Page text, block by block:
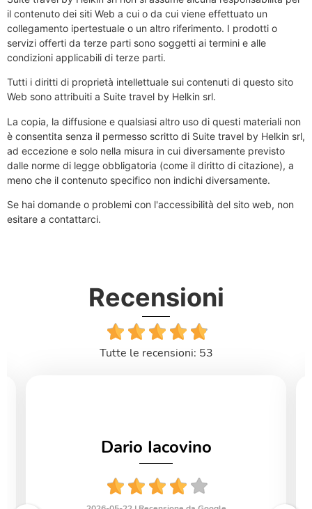
il contenuto dei siti Web a cui o da cui viene effettuato un
collegamento ipertestuale o un altro riferimento. I prodotti o
servizi offerti da terze parti sono soggetti ai termini e alle
condizioni applicabili di terze parti.
Tutti i diritti di proprietà intellettuale sui contenuti di questo sito
Web sono attribuiti a Suite travel by Helkin srl.
La copia, la diffusione e qualsiasi altro uso di questi materiali non
è consentita senza il permesso scritto di Suite travel by Helkin srl,
ad eccezione e solo nella misura in cui diversamente previsto
dalle norme di legge obbligatoria (come il diritto di citazione), a
meno che il contenuto specifico non indichi diversamente.
Se hai domande o problemi con l'accessibilità del sito web, non
esitare a contattarci.
Recensioni
Tutte le recensioni: 53
Dario Iacovino